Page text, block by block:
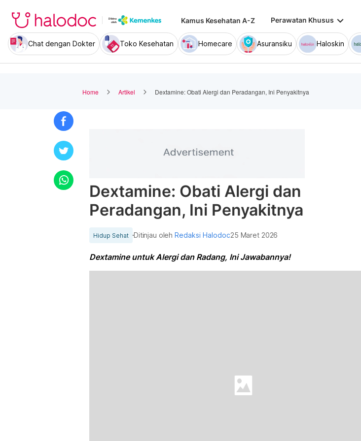
Kamus Kesehatan A-Z Perawatan Khusus keyboard_arrow_down
Chat dengan Dokter Toko Kesehatan Homecare Asuransiku Haloskin
Home Artikel Dextamine: Obati Alergi dan Peradangan, Ini Penyakitnya
Dextamine: Obati Alergi dan
Peradangan, Ini Penyakitnya
Hidup Sehat Ditinjau olehRedaksi Halodoc25 Maret 2026
Dextamine untuk Alergi dan Radang, Ini Jawabannya!